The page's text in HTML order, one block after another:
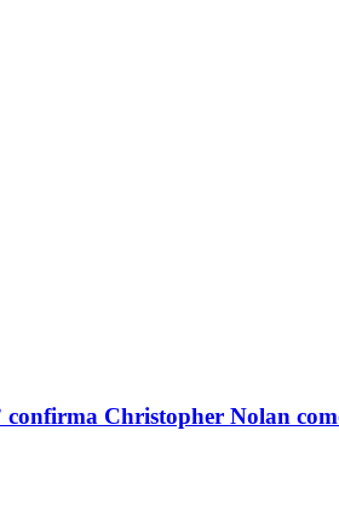
Christopher Nolan